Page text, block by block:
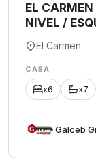
EL
NIVEL /
El Carmen
CASA
x6 x7